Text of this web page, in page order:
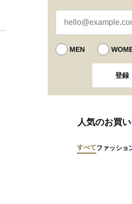
MEN
登録
人気のお買
すべてファッショ